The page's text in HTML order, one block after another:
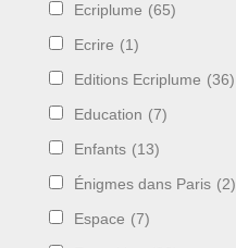
Ecriplume (65)
Ecrire (1)
Editions Ecriplume (36)
Education (7)
Enfants (13)
Énigmes dans Paris (2)
Espace (7)